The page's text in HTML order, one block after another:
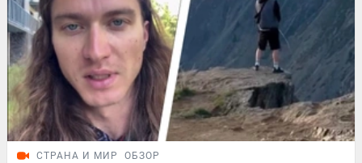
СТРАНА И МИР ОБЗОР